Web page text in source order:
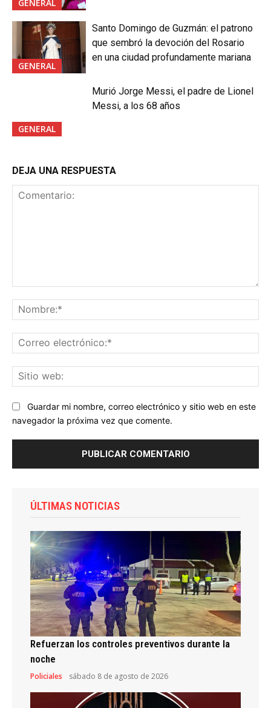
GENERAL
GENERAL
Santo Domingo de Guzmán: el patrono
que sembró la devoción del Rosario
en una ciudad profundamente mariana
GENERAL
Murió Jorge Messi, el padre de Lionel
Messi, a los 68 años
DEJA UNA RESPUESTA
Guardar mi nombre, correo electrónico y sitio web en este
navegador la próxima vez que comente.
ÚLTIMAS NOTICIAS
Refuerzan los controles preventivos durante la
noche
Policiales sábado 8 de agosto de 2026